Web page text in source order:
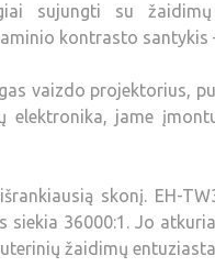
sujungti su žaidimų
kontrasto santykis
vaizdo projektorius,
jame
skonį. EH-
36000:1. Jo
žaidimų